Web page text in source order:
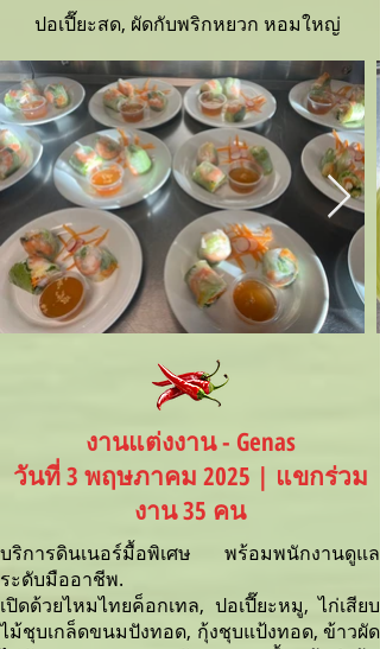
ปอเปี๊ยะสด, ผัดกับพริกหยวก หอมใหญ่
งานแต่งงาน - Genas
วันที่ 3 พฤษภาคม 2025 | แขกร่วม
งาน 35 คน
บริการดินเนอร์มื้อพิเศษ พร้อมพนักงานดูแล
ระดับมืออาชีพ.
เปิดด้วยไหมไทยค็อกเทล, ปอเปี๊ยะหมู, ไก่เสียบ
ไม้ชุบเกล็ดขนมปังทอด, กุ้งชุบแป้งทอด, ข้าวผัด